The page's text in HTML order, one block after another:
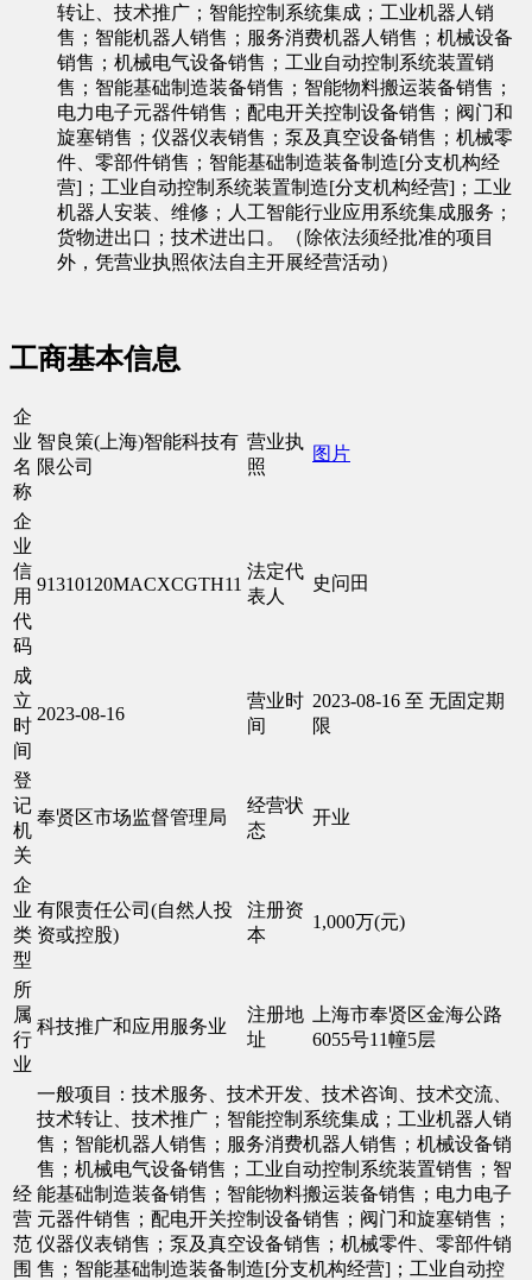
转让、技术推广；智能控制系统集成；工业机器人销
售；智能机器人销售；服务消费机器人销售；机械设备
销售；机械电气设备销售；工业自动控制系统装置销
售；智能基础制造装备销售；智能物料搬运装备销售；
电力电子元器件销售；配电开关控制设备销售；阀门和
旋塞销售；仪器仪表销售；泵及真空设备销售；机械零
件、零部件销售；智能基础制造装备制造[分支机构经
营]；工业自动控制系统装置制造[分支机构经营]；工业
机器人安装、维修；人工智能行业应用系统集成服务；
货物进出口；技术进出口。（除依法须经批准的项目
外，凭营业执照依法自主开展经营活动）
工商基本信息
企
业
名
称
智良策(上海)智能科技有
限公司
营业执
照
图片
企
业
信
用
代
码
91310120MACXCGTH11
法定代
表人
史问田
成
立
时
间
2023-08-16
营业时
间
2023-08-16 至 无固定期
限
登
记
机
关
奉贤区市场监督管理局
经营状
态
开业
企
业
类
型
有限责任公司(自然人投
资或控股)
注册资
本
1,000万(元)
所
属
行
业
科技推广和应用服务业
注册地
址
上海市奉贤区金海公路
6055号11幢5层
经
营
范
围
一般项目：技术服务、技术开发、技术咨询、技术交流、
技术转让、技术推广；智能控制系统集成；工业机器人销
售；智能机器人销售；服务消费机器人销售；机械设备销
售；机械电气设备销售；工业自动控制系统装置销售；智
能基础制造装备销售；智能物料搬运装备销售；电力电子
元器件销售；配电开关控制设备销售；阀门和旋塞销售；
仪器仪表销售；泵及真空设备销售；机械零件、零部件销
售；智能基础制造装备制造[分支机构经营]；工业自动控